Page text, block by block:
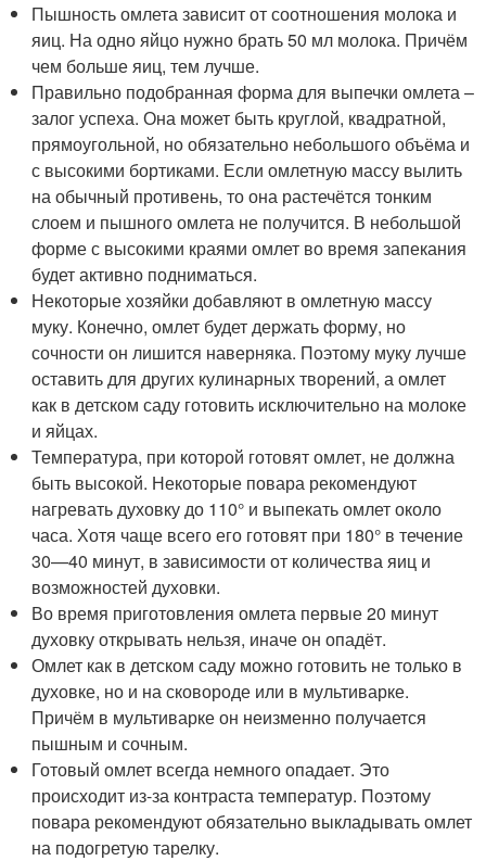
Пышность омлета зависит от соотношения молока и
яиц. На одно яйцо нужно брать 50 мл молока. Причём
чем больше яиц, тем лучше.
Правильно подобранная форма для выпечки омлета –
залог успеха. Она может быть круглой, квадратной,
прямоугольной, но обязательно небольшого объёма и
с высокими бортиками. Если омлетную массу вылить
на обычный противень, то она растечётся тонким
слоем и пышного омлета не получится. В небольшой
форме с высокими краями омлет во время запекания
будет активно подниматься.
Некоторые хозяйки добавляют в омлетную массу
муку. Конечно, омлет будет держать форму, но
сочности он лишится наверняка. Поэтому муку лучше
оставить для других кулинарных творений, а омлет
как в детском саду готовить исключительно на молоке
и яйцах.
Температура, при которой готовят омлет, не должна
быть высокой. Некоторые повара рекомендуют
нагревать духовку до 110° и выпекать омлет около
часа. Хотя чаще всего его готовят при 180° в течение
30—40 минут, в зависимости от количества яиц и
возможностей духовки.
Во время приготовления омлета первые 20 минут
духовку открывать нельзя, иначе он опадёт.
Омлет как в детском саду можно готовить не только в
духовке, но и на сковороде или в мультиварке.
Причём в мультиварке он неизменно получается
пышным и сочным.
Готовый омлет всегда немного опадает. Это
происходит из-за контраста температур. Поэтому
повара рекомендуют обязательно выкладывать омлет
на подогретую тарелку.